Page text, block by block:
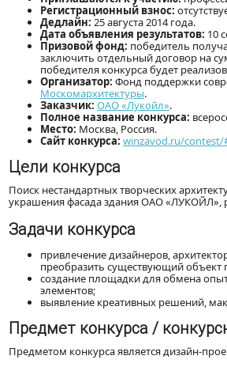
Регистрационный взнос:
Дедлайн: 25 августа 2014 года.
Дата объявления результатов: 10
Призовой фонд: победитель
заключить отдельный договор на
победителя конкурса будет
Организатор: Фонд поддержки
Москомархитектуры.
Заказчик: ОАО «Лукойл».
Полное название конкурса:
Место: Москва, Россия.
Сайт конкурса: winzavod.ru/contest/
Цели конкурса
Поиск нестандартных творческих
украшения фасада здания ОАО «ЛУКОЙЛ»,
Задачи конкурса
привлечение дизайнеров,
преобразить существующий объект
создание площадки для обмена
элементов;
выявление креативных решений,
Предмет конкурса /
Предметом конкурса является дизайн-